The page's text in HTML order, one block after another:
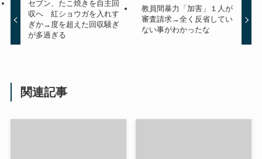
セブン、たこ焼きを自主回
収へ 紅ショウガを入れす
ぎか→度を超えた回収騒ぎ
が多過ぎる
教員間暴力「加害」１人が
審査請求→全く反省してい
ない事がわかったな
関連記事